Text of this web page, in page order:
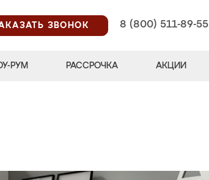
ЗВОНОК
8 (800) 511-89-55
РУМ РАССРОЧКА АКЦИИ